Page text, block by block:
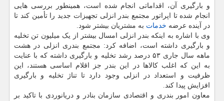
و بارگیری آن، اقداماتی انجام شده است، همینطور بررسی هایی
انجام شده تا اپراتور مجتمع بندر انزلی تجهیزات جدید را تأمین کند تا
در آینده عرضه خدمات به مشتریان بیشتر شود.
وی با اشاره به اینکه بندر انزلی امسال بیشتر از یک میلیون تن تخلیه
و بارگیری داشته است، اضافه کرد: مجتمع بندری انزلی در هشت
ماهه سال جاری ۵۳ درصد رشد تخلیه و بارگیری داشته که با عنایت
به این که اغلب کالاها در این بندر جز اقلام اساسی هستند، این
ظرفیت و استعداد در انزلی وجود دارد تا تناژ تخلیه و بارگیری
افزایش پیدا کند.
معاون امور بندری و اقتصادی سازمان بنادر و دریانوردی با تاکید بر